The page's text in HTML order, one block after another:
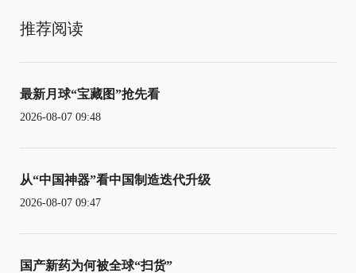
推荐阅读
最新月球“宝藏图”抢先看
2026-08-07 09:48
从“中国神器”看中国制造迭代升级
2026-08-07 09:47
国产新药为何被全球“扫货”